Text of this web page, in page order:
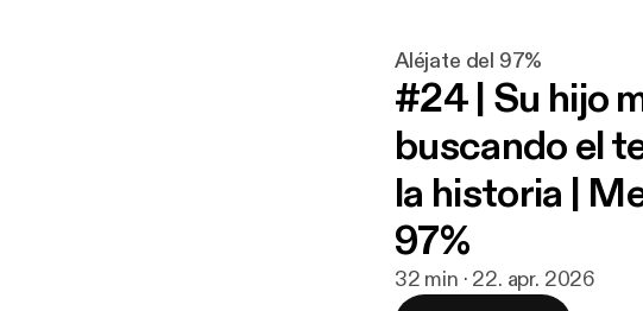
Aléjate del 97%
#24 | Su hijo
buscando el
la historia |
97%
32 min · 22. apr. 2026